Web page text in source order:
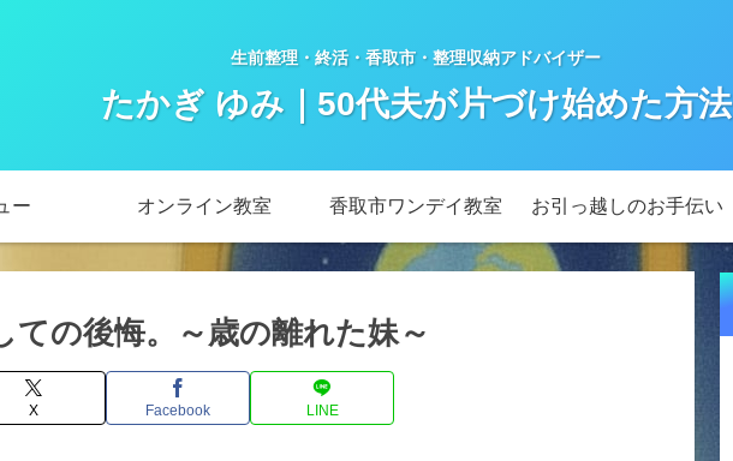
生前整理・終活・香取市・整理収納アドバイザー
たかぎ ゆみ｜50代夫が片づけ始めた方法
ー オンライン教室 香取市ワンデイ教室 お引っ越しのお手伝い
ての後悔。～歳の離れた妹～
X Facebook LINE